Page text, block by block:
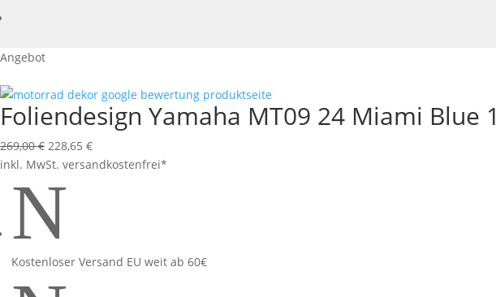
Angebot
Foliendesign Yamaha MT09 24 Miami Blue 1
269,00€ Ursprünglicher
Preis
228,65 €Aktueller
Preis
inkl. MwSt. versandkostenfrei*
N
Kostenloser Versand EU weit ab 60€